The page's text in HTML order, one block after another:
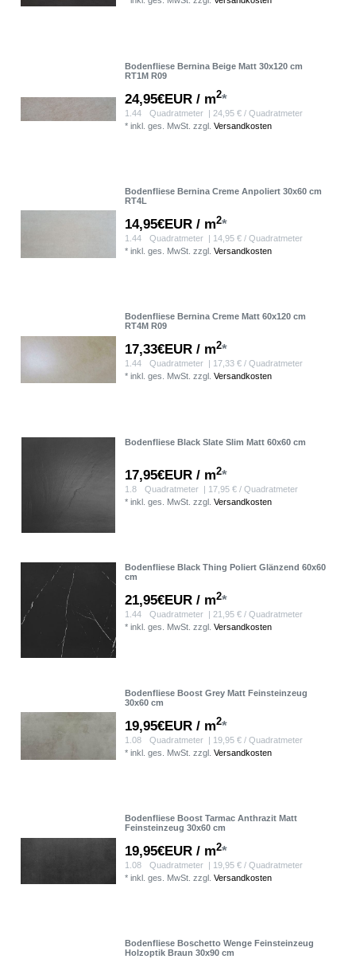
Bodenfliese Bernina Beige Matt 30x120 cm
RT1M R09
24,95€EUR / m2*
1.44 Quadratmeter | 24,95 € / Quadratmeter
*inkl. ges. MwSt. zzgl.Versandkosten
Bodenfliese Bernina Creme Anpoliert 30x60 cm
RT4L
14,95€EUR / m2*
1.44 Quadratmeter | 14,95 € / Quadratmeter
*inkl. ges. MwSt. zzgl.Versandkosten
Bodenfliese Bernina Creme Matt 60x120 cm
RT4M R09
17,33€EUR / m2*
1.44 Quadratmeter
| 17,33 € / Quadratmeter
*inkl. ges. MwSt. zzgl.Versandkosten
Bodenfliese Black Slate Slim Matt 60x60 cm
17,95€EUR / m2*
1.8 Quadratmeter | 17,95 € / Quadratmeter
*inkl. ges. MwSt. zzgl.Versandkosten
Bodenfliese Black Thing Poliert Glänzend 60x60
cm
21,95€EUR / m2*
1.44 Quadratmeter | 21,95 € / Quadratmeter
*inkl. ges. MwSt. zzgl.Versandkosten
Bodenfliese Boost Grey Matt Feinsteinzeug
30x60 cm
19,95€EUR / m2*
1.08 Quadratmeter | 19,95 € / Quadratmeter
*inkl. ges. MwSt. zzgl.Versandkosten
Bodenfliese Boost Tarmac Anthrazit Matt
Feinsteinzeug 30x60 cm
19,95€EUR / m2*
1.08 Quadratmeter | 19,95 € / Quadratmeter
*inkl. ges. MwSt. zzgl.Versandkosten
Bodenfliese Boschetto Wenge Feinsteinzeug
Holzoptik Braun 30x90 cm